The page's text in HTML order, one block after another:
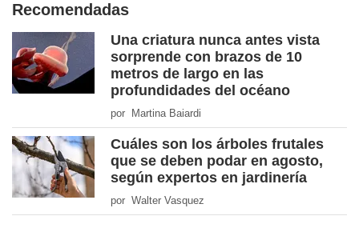
Recomendadas
Una criatura nunca antes vista
sorprende con brazos de 10
metros de largo en las
profundidades del océano
por Martina Baiardi
Cuáles son los árboles frutales
que se deben podar en agosto,
según expertos en jardinería
por Walter Vasquez